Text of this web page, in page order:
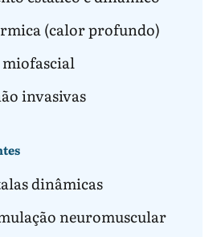
(calor profundo)
invasivas
dinâmicas
neuromuscular